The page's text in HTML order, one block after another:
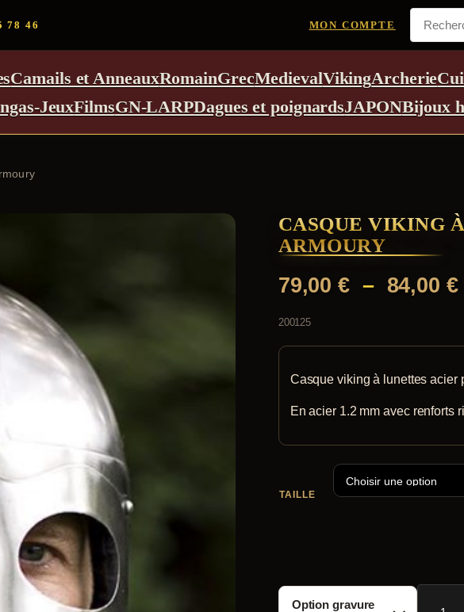
78 46 MON COMPTE
Camails et AnneauxRomainGrecMedievalVikingArcherie
JeuxFilmsGN-LARPDagues et poignardsJAPONBijoux
CASQUE VIKING
ARMOURY
79,00€ – 84,00 €
200125
Casque viking à lunettes acier
En acier 1.2 mm avec renforts
TAILLE
Option gravure